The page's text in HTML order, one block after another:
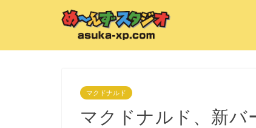
マクドナルド
マクドナルド、新バ